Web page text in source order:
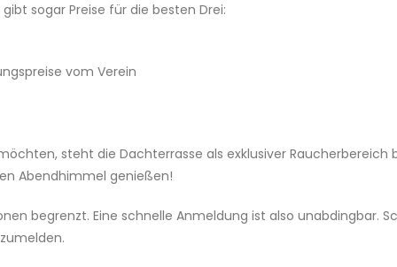
sogar Preise für die besten Drei:
vom Verein
steht die Dachterrasse als exklusiver Raucherbereich
Abendhimmel genießen!
begrenzt. Eine schnelle Anmeldung ist also unabdingbar.